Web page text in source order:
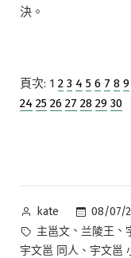
決。
頁次: 1 2 3 4 5 6 7 8 9
24 25 26 27 28 29 30
作
者:
kate 08/07/
標
籤:
主邕文 、 兰陵王 、
宇文邕 同人 、 宇文邕